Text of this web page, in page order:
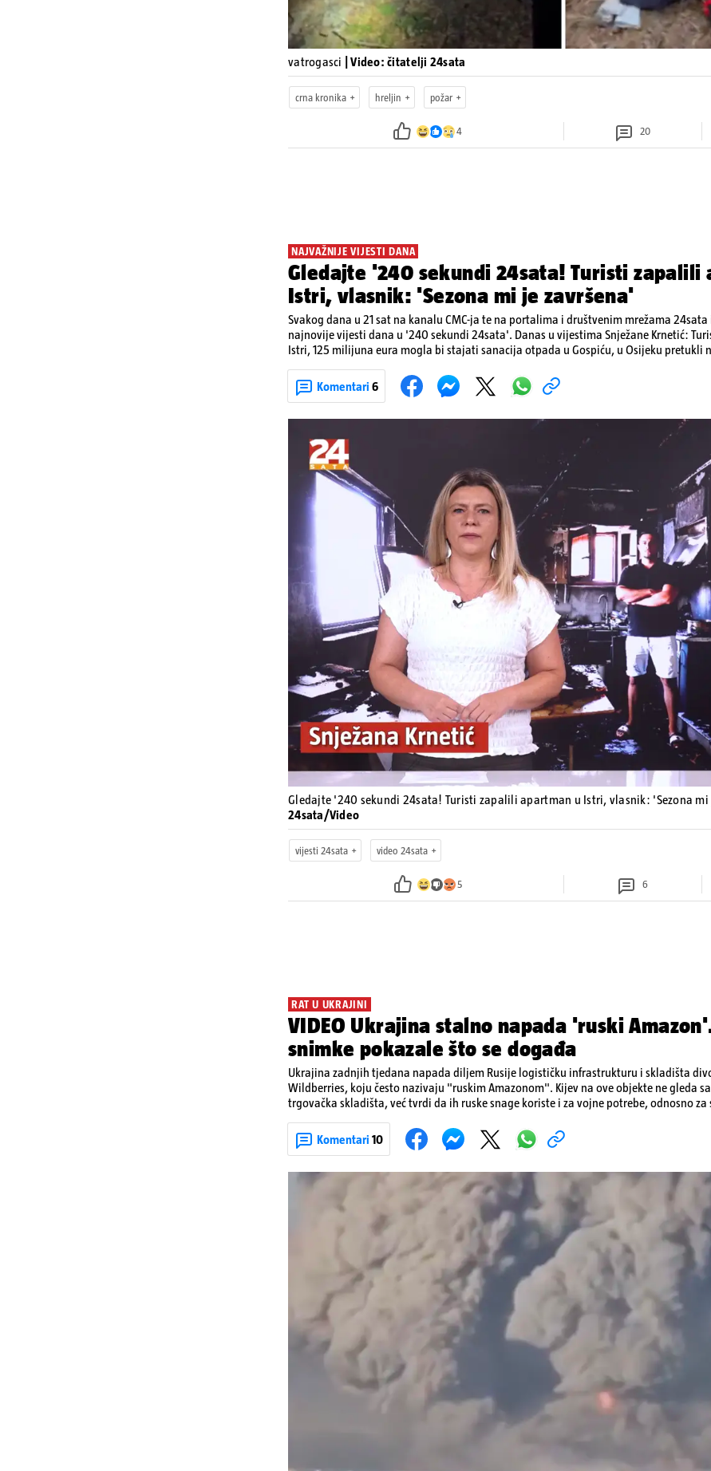
vatrogasci | Video: čitatelji 24sata
crna kronika hreljin požar
4 20
NAJVAŽNIJE VIJESTI DANA
Gledajte '240 sekundi 24sata! Turisti zapalili
Istri, vlasnik: 'Sezona mi je završena'
Svakog dana u 21 sat na kanalu CMC-ja te na portalima i društvenim mrežama
najnovije vijesti dana u '240 sekundi 24sata'. Danas u vijestima Snježane Krnetić:
Istri, 125 milijuna eura mogla bi stajati sanacija otpada u Gospiću, u Osijeku pretukli
Komentari 6
Pokretanje videa...
Gledajte '240 sekundi 24sata! Turisti zapalili apartman u Istri, vlasnik: 'Sezona mi
24sata/Video
vijesti 24sata video 24sata
5 6
RAT U UKRAJINI
VIDEO Ukrajina stalno napada 'ruski
snimke pokazale što se događa
Ukrajina zadnjih tjedana napada diljem Rusije logističku infrastrukturu i skladišta
Wildberries, koju često nazivaju "ruskim Amazonom". Kijev na ove objekte ne gleda
trgovačka skladišta, već tvrdi da ih ruske snage koriste i za vojne potrebe, odnosno
ruska bombardiranja ukrajinske poštanske i logističke infrastrukture te kao način da
rata prenesu dublje na ruski teritorij i približe običnim građanima.
Komentari 10